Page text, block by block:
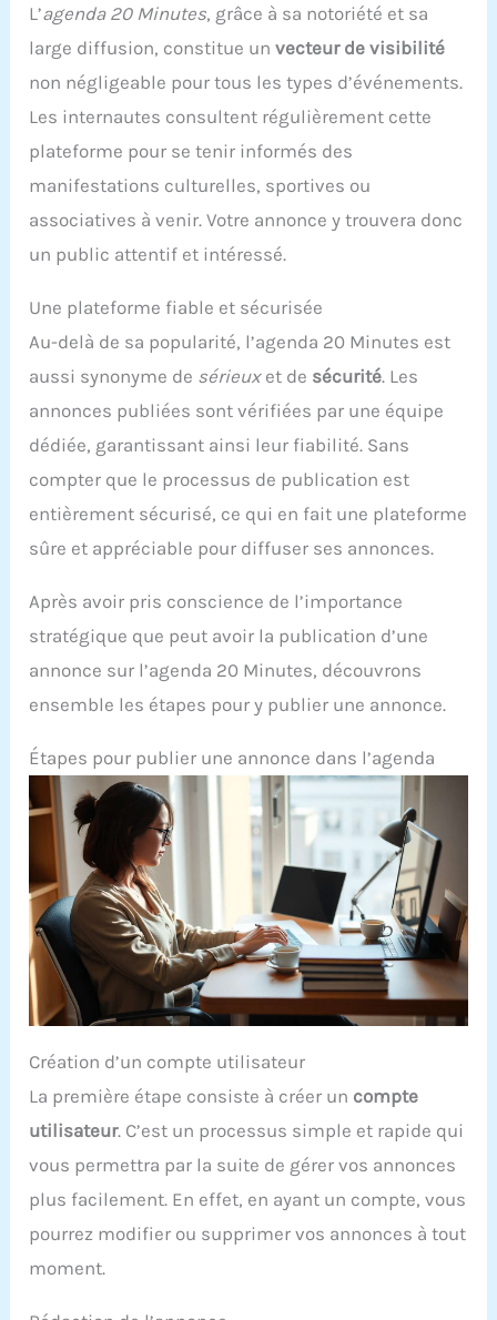
L’agenda 20 Minutes, grâce à sa notoriété et sa
large diffusion, constitue unvecteur de visibilité
non négligeable pour tous les types d’événements.
Les internautes consultent régulièrement cette
plateforme pour se tenir informés des
manifestations culturelles, sportives ou
associatives à venir. Votre annonce y trouvera donc
un public attentif et intéressé.
Une plateforme fiable et sécurisée
Au-delà de sa popularité, l’agenda 20 Minutes est
aussi synonyme de sérieuxet de sécurité. Les
annonces publiées sont vérifiées par une équipe
dédiée, garantissant ainsi leur fiabilité. Sans
compter que le processus de publication est
entièrement sécurisé, ce qui en fait une plateforme
sûre et appréciable pour diffuser ses annonces.
Après avoir pris conscience de l’importance
stratégique que peut avoir la publication d’une
annonce sur l’agenda 20 Minutes, découvrons
ensemble les étapes pour y publier une annonce.
Étapes pour publier une annonce dans l’agenda
Création d’un compte utilisateur
La première étape consiste à créer un compte
utilisateur. C’est un processus simple et rapide qui
vous permettra par la suite de gérer vos annonces
plus facilement. En effet, en ayant un compte, vous
pourrez modifier ou supprimer vos annonces à tout
moment.